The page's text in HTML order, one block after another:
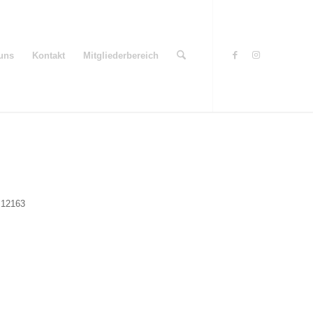
Kontakt Mitgliederbereich